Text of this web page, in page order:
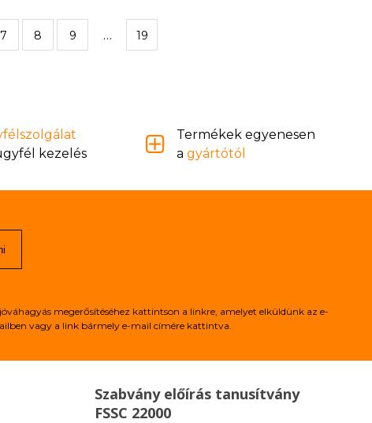
7 8 9 … 19
kezelés
Termékek egyenesen
a gyártótól
megerősítéséhez kattintson a linkre, amelyet elküldünk az e-
vagy a link bármely e-mail címére kattintva.
Szabvány előírás tanusítvány
FSSC 22000